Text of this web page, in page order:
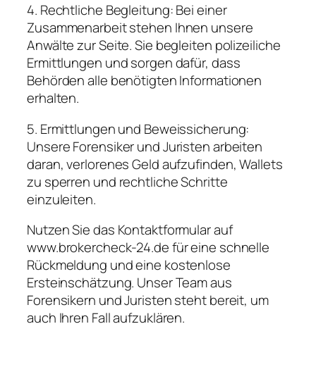
4. Rechtliche Begleitung: Bei einer
Zusammenarbeit stehen Ihnen unsere
Anwälte zur Seite. Sie begleiten polizeiliche
Ermittlungen und sorgen dafür, dass
Behörden alle benötigten Informationen
erhalten.
5. Ermittlungen und Beweissicherung:
Unsere Forensiker und Juristen arbeiten
daran, verlorenes Geld aufzufinden, Wallets
zu sperren und rechtliche Schritte
einzuleiten.
Nutzen Sie das Kontaktformular auf
www.brokercheck-24.de für eine schnelle
Rückmeldung und eine kostenlose
Ersteinschätzung. Unser Team aus
Forensikern und Juristen steht bereit, um
auch Ihren Fall aufzuklären.